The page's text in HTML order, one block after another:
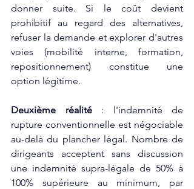
donner suite. Si le coût devient
prohibitif au regard des alternatives,
refuser la demande et explorer d'autres
voies (mobilité interne, formation,
repositionnement) constitue une
option légitime.​
Deuxième réalité : l'indemnité de
rupture conventionnelle est négociable
au-delà du plancher légal. Nombre de
dirigeants acceptent sans discussion
une indemnité supra-légale de 50% à
100% supérieure au minimum, par